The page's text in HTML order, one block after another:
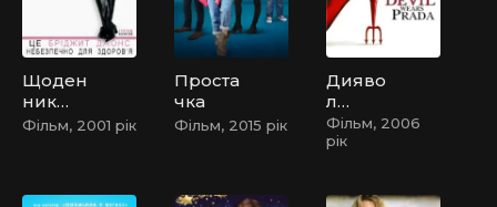
Щоден
ник
Бріджи
Фільм, 2001 рік
Проста
чка
Фільм, 2015 рік
Дияво
л
носить
Прада
Фільм, 2006
рік